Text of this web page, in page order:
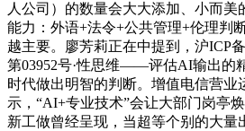
人公司）的数量会大大添加、小而
能力：外语+法令+公共管理+伦理判
越主要。廖芳莉正在中提到，沪ICP
第03952号·性思维——评估AI输出的
时代做出明智的判断。增值电信营
示，“AI+专业技术”会让大部门岗亭
新工做曾经呈现，当超等个别的大